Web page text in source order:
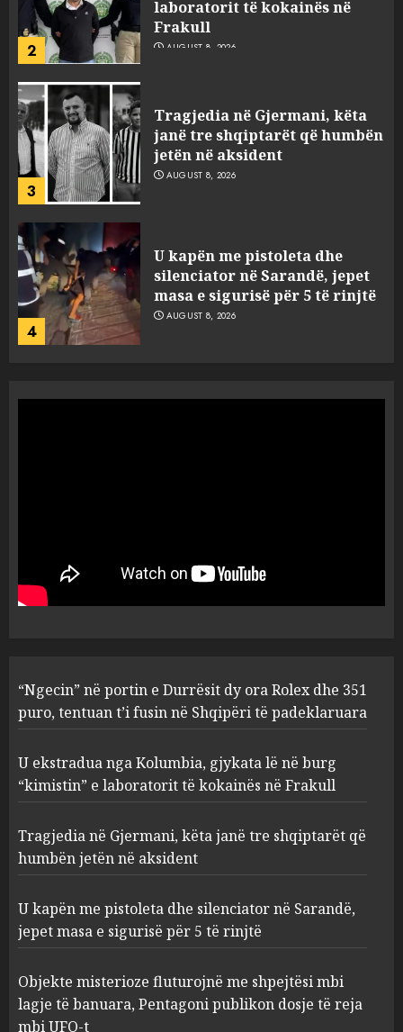
2
laboratorit të kokainës në
Frakull
AUGUST 8, 2026
3
Tragjedia në Gjermani, këta
janë tre shqiptarët që humbën
jetën në aksident
AUGUST 8, 2026
4
U kapën me pistoleta dhe
silenciator në Sarandë, jepet
masa e sigurisë për 5 të rinjtë
AUGUST 8, 2026
1
tentuan t’i fusin në Shqipëri të
padeklaruara
AUGUST 8, 2026
2
gjykata lë në burg “kimistin” e
laboratorit të kokainës në
Frakull
janë tre shqiptarët që humbën
jetën në aksident
AUGUST 8, 2026
silenciator në Sarandë, jepet
masa e sigurisë për 5 të rinjtë
AUGUST 8, 2026
“Ngecin” në portin e Durrësit dy ora Rolex dhe 351
puro, tentuan t’i fusin në Shqipëri të padeklaruara
U ekstradua nga Kolumbia, gjykata lë në burg
“kimistin” e laboratorit të kokainës në Frakull
Tragjedia në Gjermani, këta janë tre shqiptarët që
humbën jetën në aksident
U kapën me pistoleta dhe silenciator në Sarandë,
jepet masa e sigurisë për 5 të rinjtë
Objekte misterioze fluturojnë me shpejtësi mbi
lagje të banuara, Pentagoni publikon dosje të reja
mbi UFO-t